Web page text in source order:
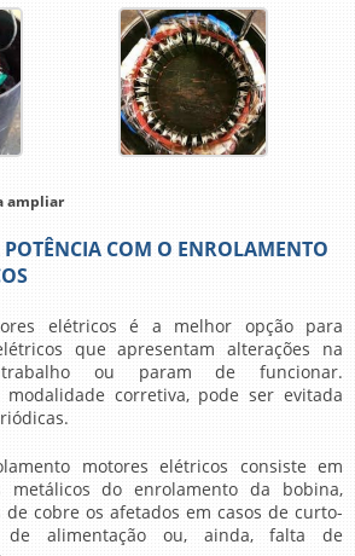
ampliar
POTÊNCIA COM O ENROLAMENTO
elétricos é a melhor opção para
que apresentam alterações na
ou param de funcionar.
modalidade corretiva, pode ser evitada
motores elétricos consiste em
metálicos do enrolamento da bobina,
cobre os afetados em casos de curto-
de alimentação ou, ainda, falta de